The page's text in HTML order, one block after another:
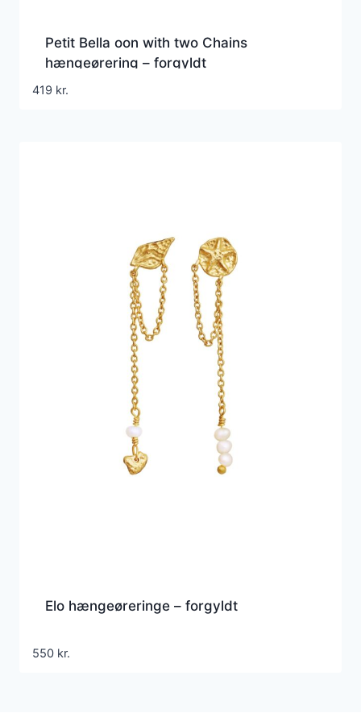
Petit Bella oon with two Chains
hængeørering – forgyldt
419 kr.
Elo hængeøreringe – forgyldt
550 kr.